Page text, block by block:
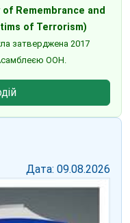
Remembrance and
of Terrorism)
затверджена 2017
ООН.
Дата: 09.08.2026